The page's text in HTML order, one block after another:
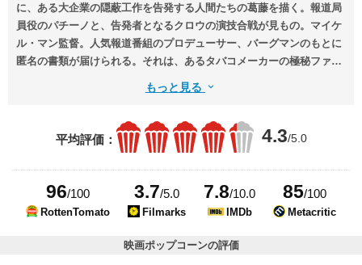
に、ある大企業の隠蔽工作を告発する人間たちの葛藤を描く。報道局
員役のパチーノと、告発者となるクロウの演技合戦が見もの。マイケ
ル・マン監督。人気報道番組のプロデューサー、バーグマンのもとに
匿名の書類が届けられる。それは、あるタバコメーカーの極秘ファイ
もっと見る
平均評価： 4.3/5.0
96/100
RottenTomato
3.7/5.0
Filmarks
7.8/10.0
IMDb
85/100
Metacritic
映画ポップコーンの評価